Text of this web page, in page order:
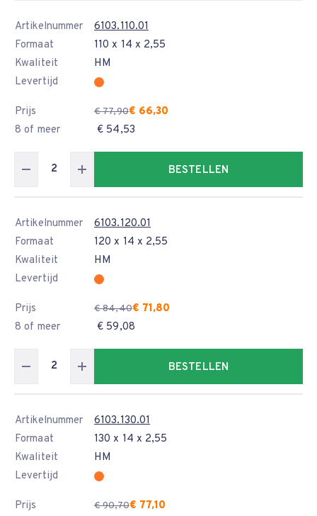
Artikelnummer
6103.110.01
Formaat
110 x 14 x 2,55
Kwaliteit
HM
Levertijd
Prijs € 77,90€ 66,30
8 of meer
€ 54,53
BESTELLEN
Artikelnummer
6103.120.01
Formaat
120 x 14 x 2,55
Kwaliteit
HM
Levertijd
Prijs € 84,40€ 71,80
8 of meer
€ 59,08
BESTELLEN
Artikelnummer
6103.130.01
Formaat
130 x 14 x 2,55
Kwaliteit
HM
Levertijd
Prijs € 90,70€ 77,10